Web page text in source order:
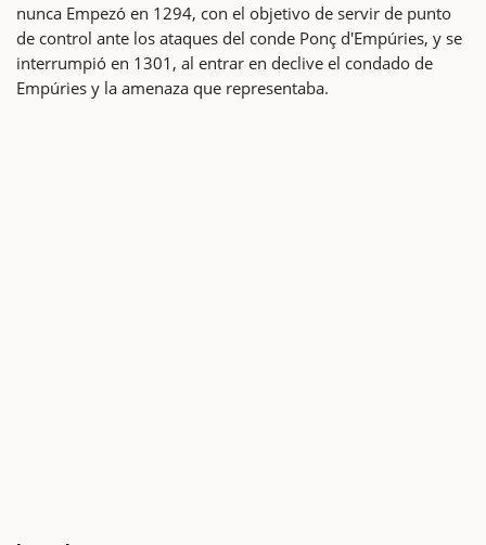
nunca Empezó en 1294, con el objetivo de servir de punto
de control ante los ataques del conde Ponç d'Empúries, y se
interrumpió en 1301, al entrar en declive el condado de
Empúries y la amenaza que representaba.